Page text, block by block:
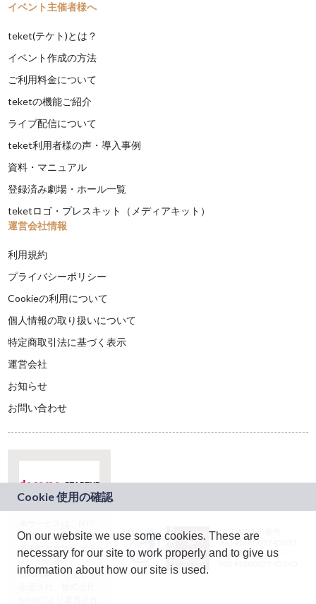
イベント主催者様へ
teket(テケト)とは？
イベント作成の方法
ご利用料金について
teketの機能ご紹介
ライブ配信について
teket利用者様の声・導入事例
資料・マニュアル
登録済み劇場・ホール一覧
teketロゴ・プレスキット（メディアキット）
運営会社情報
利用規約
プライバシーポリシー
Cookieの利用について
個人情報の取り扱いについて
特定商取引法に基づく表示
運営会社
お知らせ
お問い合わせ
ドコモグループの新
規事業創出プログラ
ム「docomo
STARTUP」を通じて
JASRAC許諾番号：
9024936001Y45037
JASRAC許諾番号：
On our website we use some cookies. These are
necessary for our site to work properly and to give us
information about how our site is used.